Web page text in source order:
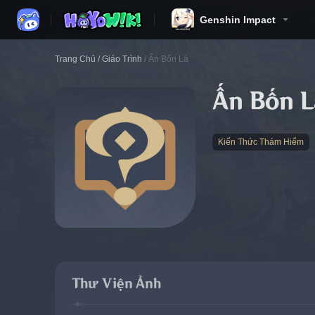
Genshin Impact
Trang Chủ / Giáo Trình / Ấn Bốn Lá
Ấn Bốn
Kiến Thức Thám Hiểm
Thư Viện Ảnh